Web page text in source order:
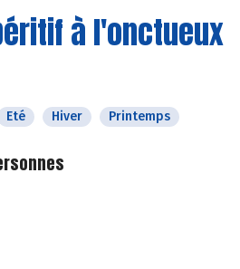
à l'onctueux
Eté Hiver Printemps